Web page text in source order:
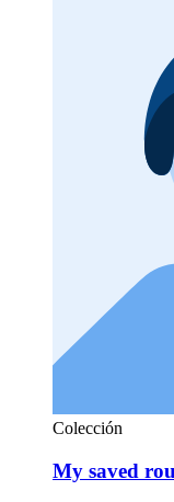
Colección
My saved